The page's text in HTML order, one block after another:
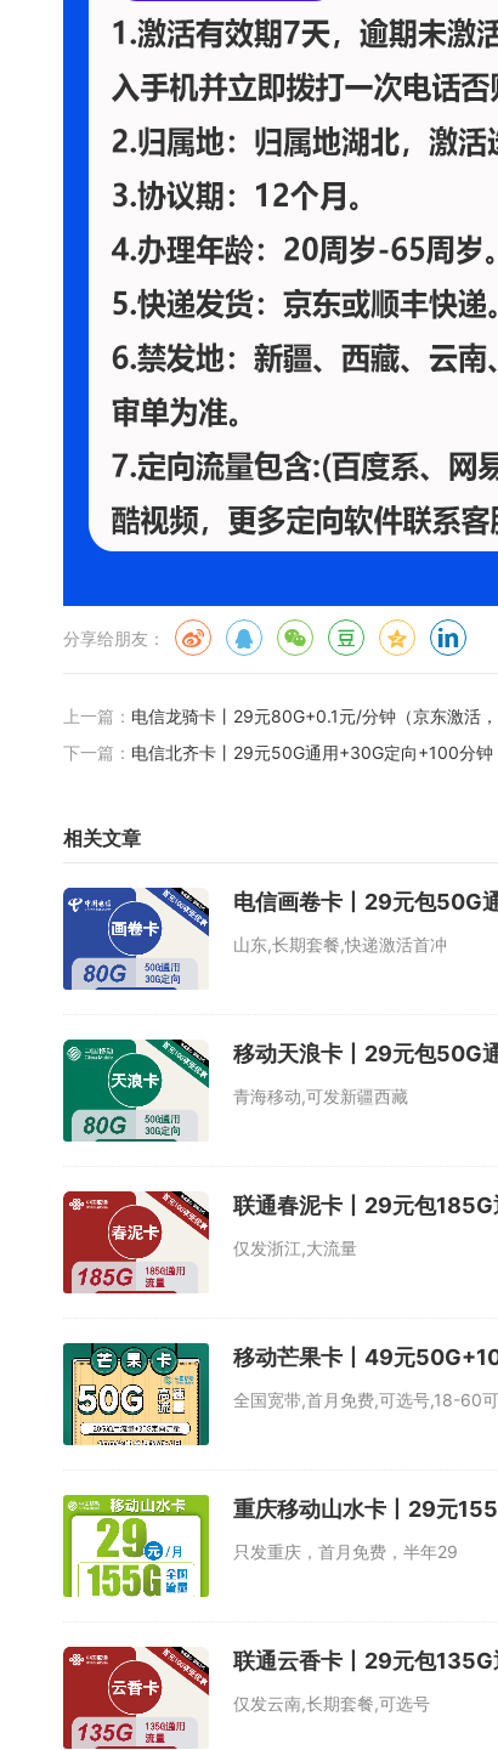
分享给朋友：
上一篇： 电信龙骑卡丨29元80G+0.1元/分钟（京东激活，
下一篇： 电信北齐卡丨29元50G通用+30G定向+100分钟
相关文章
电信画卷卡丨29元包50G
山东,长期套餐,快递激活首冲
移动天浪卡丨29元包50G
青海移动,可发新疆西藏
联通春泥卡丨29元包
仅发浙江,大流量
移动芒果卡丨49元
全国宽带,首月免费,可选号,18-60
重庆移动山水卡丨29元
只发重庆，首月免费，半年29
联通云香卡丨29元包
仅发云南,长期套餐,可选号